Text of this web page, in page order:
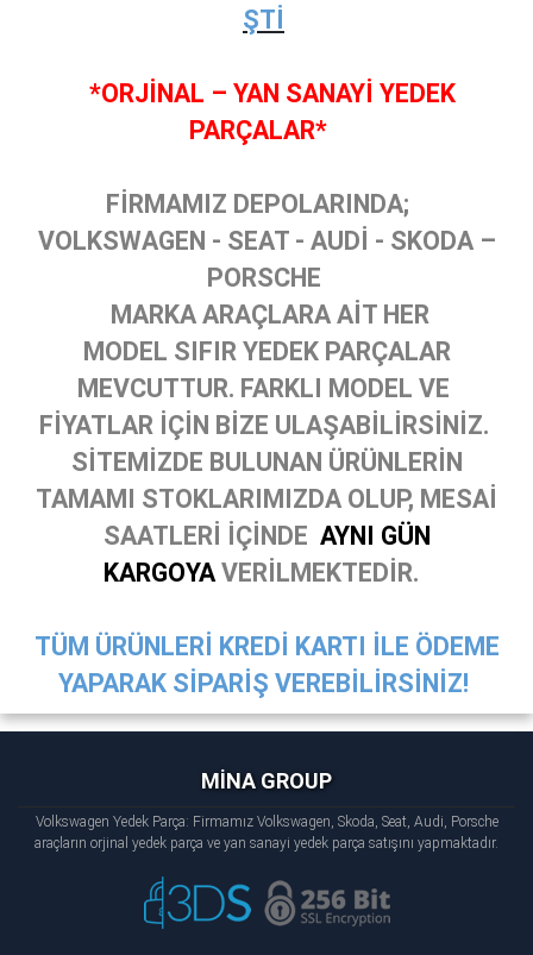
ŞTİ
*ORJİNAL – YAN SANAYİ YEDEK
PARÇALAR*
FİRMAMIZ DEPOLARINDA;
VOLKSWAGEN - SEAT - AUDİ - SKODA –
PORSCHE
MARKA ARAÇLARA AİT HER
MODEL SIFIR YEDEK PARÇALAR
MEVCUTTUR. FARKLI MODEL VE
FİYATLAR İÇİN BİZE ULAŞABİLİRSİNİZ.
SİTEMİZDE BULUNAN ÜRÜNLERİN
TAMAMI STOKLARIMIZDA OLUP, MESAİ
SAATLERİ İÇİNDE AYNI GÜN
KARGOYA VERİLMEKTEDİR.
TÜM ÜRÜNLERİ KREDİ KARTI İLE ÖDEME
YAPARAK SİPARİŞ VEREBİLİRSİNİZ!
MİNA GROUP
Volkswagen Yedek Parça: Firmamız Volkswagen, Skoda, Seat, Audi, Porsche
araçların orjinal yedek parça ve yan sanayi yedek parça satışını yapmaktadır.